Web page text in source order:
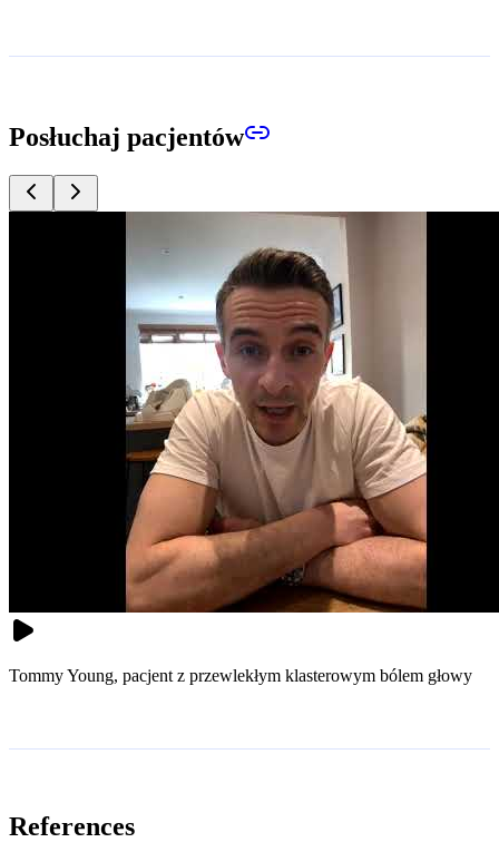
Posłuchaj pacjentów
Tommy Young, pacjent z przewlekłym klasterowym bólem głowy
References